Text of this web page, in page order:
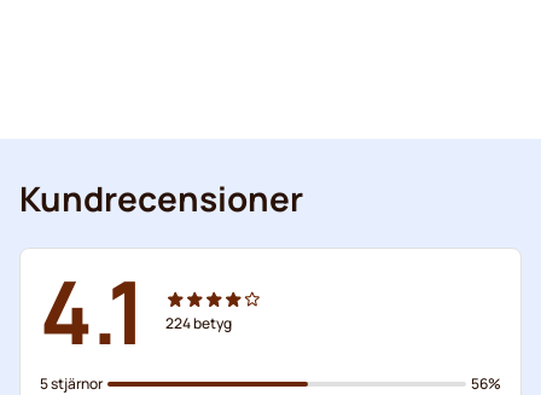
Kundrecensioner
4.1 224betyg
5 stjärnor
56%